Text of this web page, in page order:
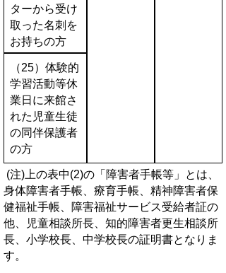
ターから受け
取った名刺を
お持ちの方
（25）体験的
学習活動等休
業日に来館さ
れた児童生徒
の同伴保護者
の方
(注)上の表中(2)の「障害者手帳等」とは、
身体障害者手帳、療育手帳、精神障害者保
健福祉手帳、障害福祉サービス受給者証の
他、児童相談所長、知的障害者更生相談所
長、小学校長、中学校長の証明書となりま
す。